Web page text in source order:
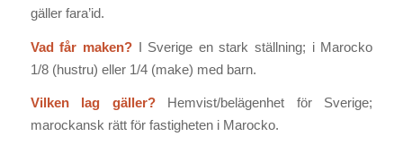
gäller fara’id.
Vad får maken?I Sverige en stark ställning; i Marocko
1/8 (hustru) eller 1/4 (make) med barn.
Vilken lag gäller?Hemvist/belägenhet för Sverige;
marockansk rätt för fastigheten i Marocko.